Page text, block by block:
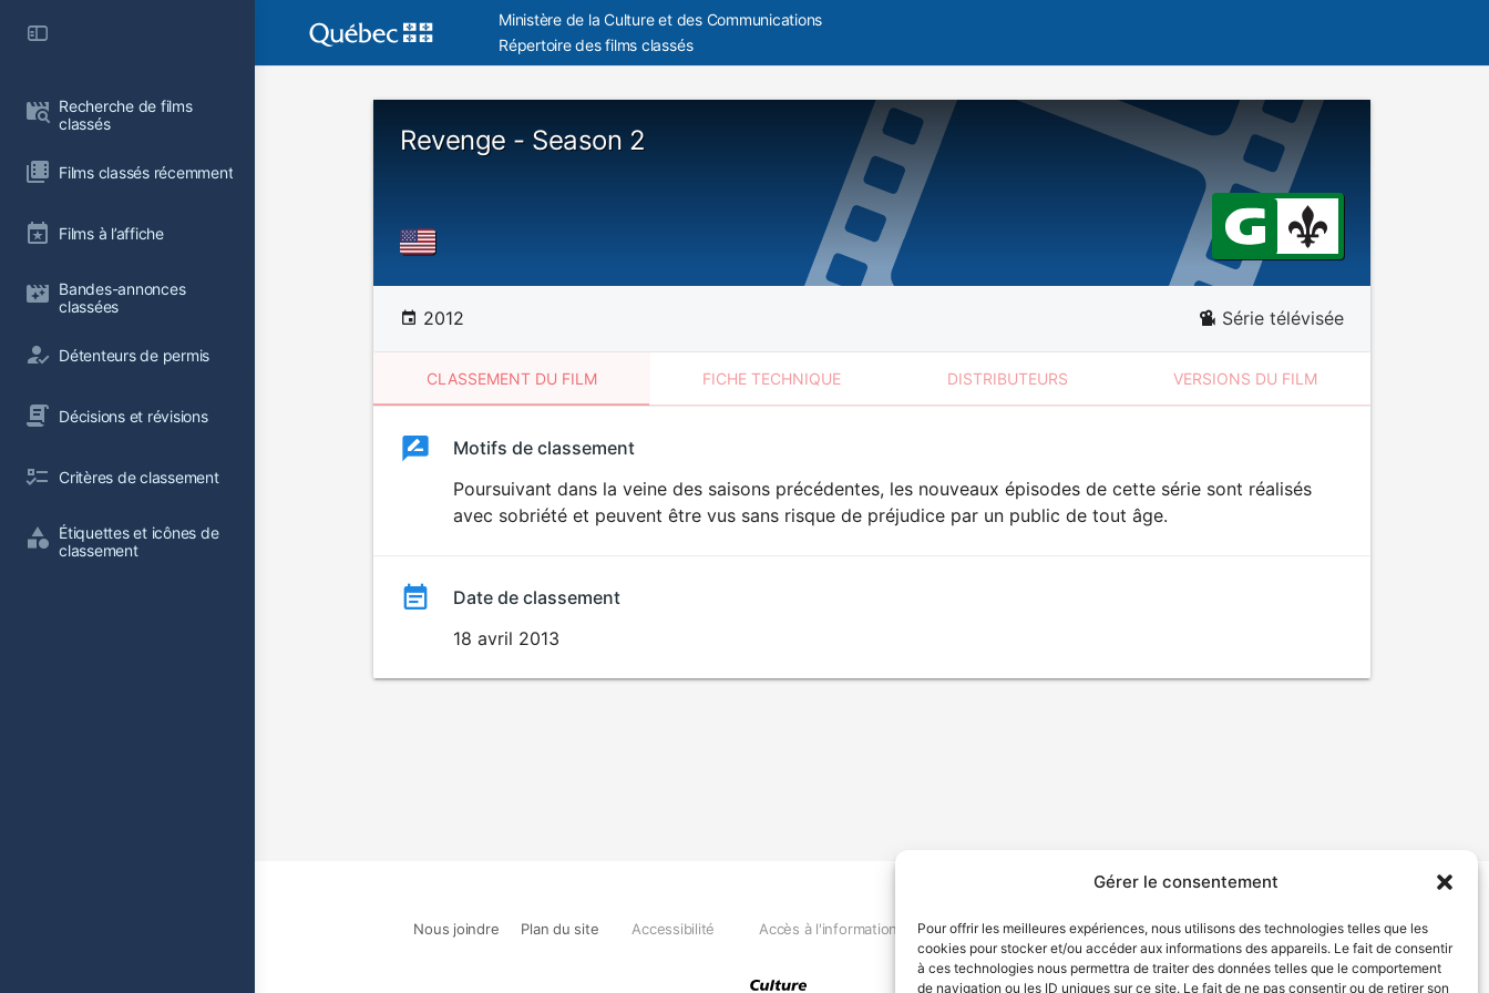
Gérer le consentement
Pour offrir les meilleures expériences, nous utilisons des technologies telles que les
cookies pour stocker et/ou accéder aux informations des appareils. Le fait de consentir
à ces technologies nous permettra de traiter des données telles que le comportement
de navigation ou les ID uniques sur ce site. Le fait de ne pas consentir ou de retirer son
Recherche de films
classés
Films classés récemment
Films à l’affiche
Bandes-annonces
classées
Détenteurs de permis
Décisions et révisions
Critères de classement
Étiquettes et icônes de
classement
Ministère de la Culture et des Communications
Répertoire des films classés
Revenge - Season 2
2012 Série télévisée
CLASSEMENT DU FILM FICHE TECHNIQUE DISTRIBUTEURS VERSIONS DU FILM
ClassementClassement
Motifs de classement
Poursuivant dans la veine des saisons précédentes, les nouveaux épisodes de cette série sont réalisés
avec sobriété et peuvent être vus sans risque de préjudice par un public de tout âge.
Date de classement
18 avril 2013
Nous joindre Plan du site Accessibilité Accès à l'information Déclaration de services Politique de confidentialité